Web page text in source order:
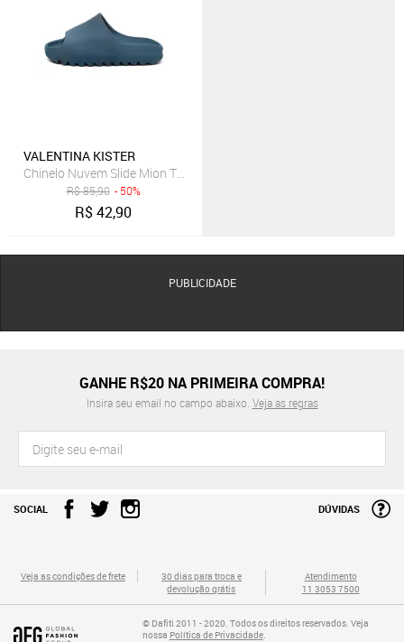
VALENTINA KISTER
Chinelo Nuvem Slide Mion Tratorado Flexível Confortável
R$85,90 - 50%
R$42,90
PUBLICIDADE
GANHE R$20 NA PRIMEIRA COMPRA!
Insira seu email no campo abaixo. Veja as regras
SOCIAL DÚVIDAS
Veja as condições de frete
30 dias para troca e
devolução grátis
Atendimento
11 3053 7500
© Dafiti 2011 - 2020. Todos os direitos reservados. Veja
nossa Política de Privacidade.